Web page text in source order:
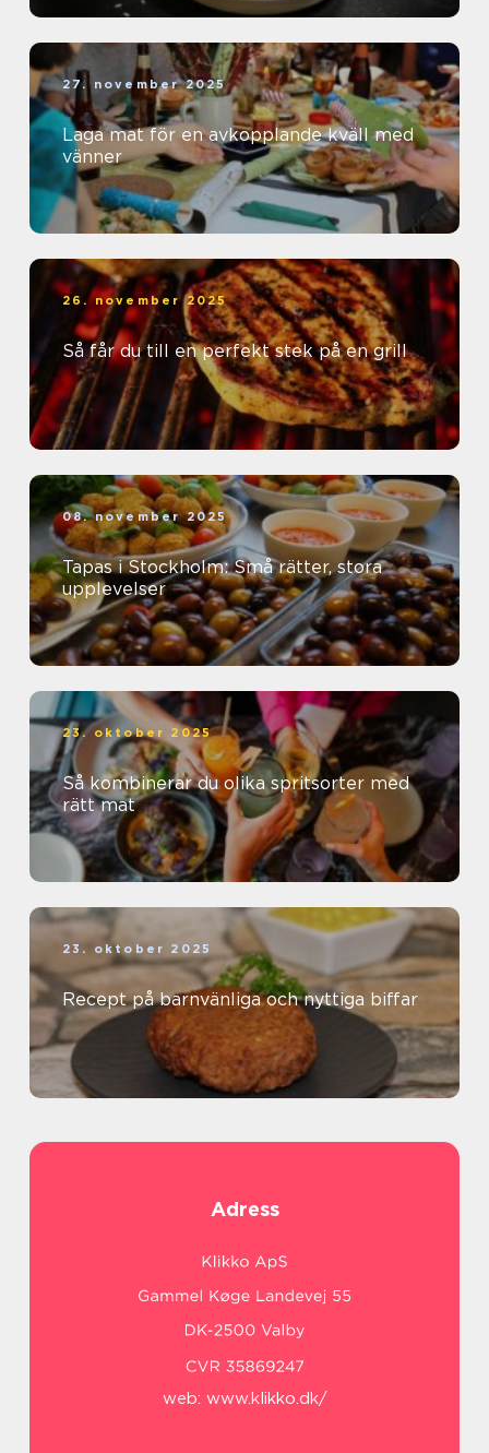
27. november 2025
Laga mat för en avkopplande kväll med
vänner
26. november 2025
Så får du till en perfekt stek på en grill
08. november 2025
Tapas i Stockholm: Små rätter, stora
upplevelser
23. oktober 2025
Så kombinerar du olika spritsorter med
rätt mat
23. oktober 2025
Recept på barnvänliga och nyttiga biffar
Adress
web: www.klikko.dk/